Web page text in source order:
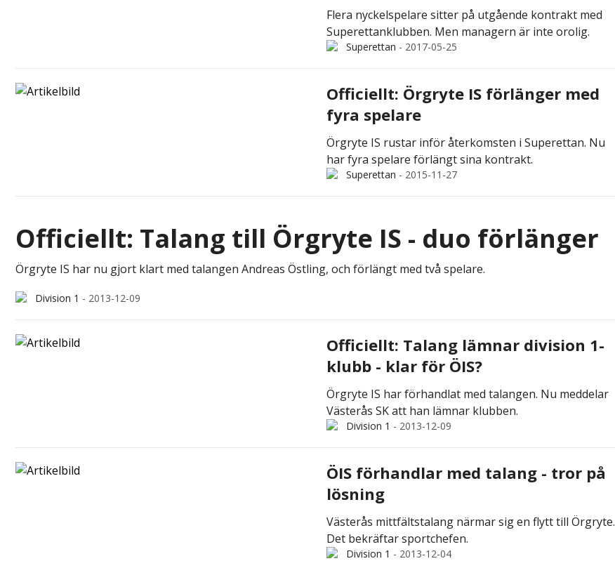
Flera nyckelspelare sitter på utgående kontrakt med
Superettanklubben. Men managern är inte orolig.
Superettan - 2017-05-25
Officiellt: Örgryte IS förlänger med
fyra spelare
Örgryte IS rustar inför återkomsten i Superettan. Nu
har fyra spelare förlängt sina kontrakt.
Superettan - 2015-11-27
Officiellt: Talang till Örgryte IS - duo förlänger
Örgryte IS har nu gjort klart med talangen Andreas Östling, och förlängt med två spelare.
Division 1 - 2013-12-09
Officiellt: Talang lämnar division 1-
klubb - klar för ÖIS?
Örgryte IS har förhandlat med talangen. Nu meddelar
Västerås SK att han lämnar klubben.
Division 1 - 2013-12-09
ÖIS förhandlar med talang - tror på
lösning
Västerås mittfältstalang närmar sig en flytt till Örgryte.
Det bekräftar sportchefen.
Division 1 - 2013-12-04